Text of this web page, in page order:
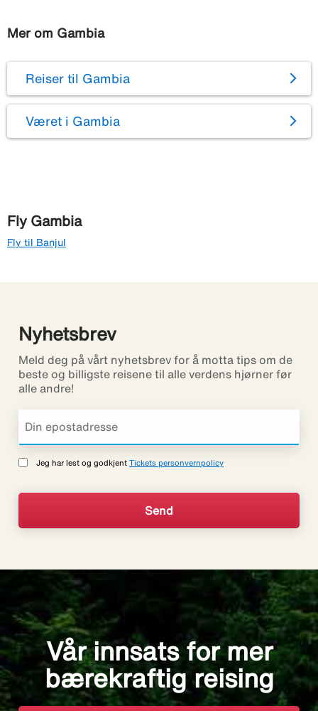
Mer om Gambia
Reiser til Gambia
Været i Gambia
Fly Gambia
Fly til Banjul
Nyhetsbrev
Meld deg på vårt nyhetsbrev for å motta tips om de
beste og billigste reisene til alle verdens hjørner før
alle andre!
Jeg har lest og godkjent Tickets personvernpolicy
Vår innsats for mer
bærekraftig reising